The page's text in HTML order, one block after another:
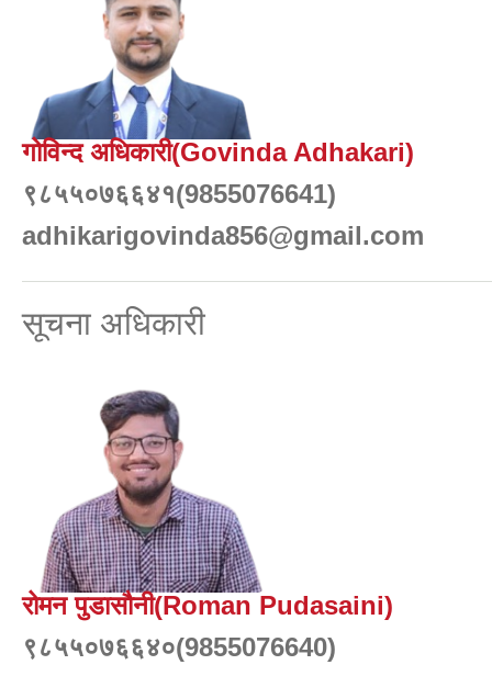
गोविन्द अधिकारी(Govinda Adhakari)
९८५५०७६६४१(9855076641)
adhikarigovinda856@gmail.com
सूचना अधिकारी
रोमन पुडासौनी(Roman Pudasaini)
९८५५०७६६४०(9855076640)